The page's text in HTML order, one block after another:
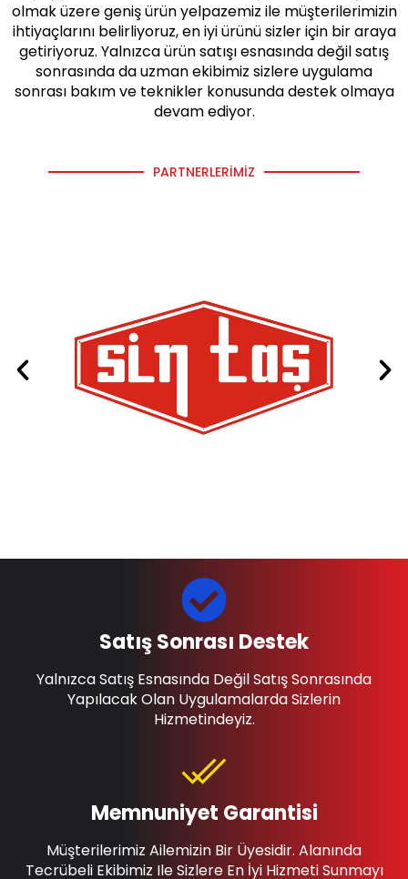
olmak üzere geniş ürün yelpazemiz ile müşterilerimizin
ihtiyaçlarını belirliyoruz, en iyi ürünü sizler için bir araya
getiriyoruz. Yalnızca ürün satışı esnasında değil satış
sonrasında da uzman ekibimiz sizlere uygulama
sonrası bakım ve teknikler konusunda destek olmaya
devam ediyor.
PARTNERLERIMIZ
Memnuniyet Garantisi
Müşterilerimiz Ailemizin Bir Üyesidir. Alanında
Tecrübeli Ekibimiz Ile Sizlere En İyi Hizmeti Sunmayı
Satış Sonrası Destek
Yalnızca Satış Esnasında Değil Satış Sonrasında
Yapılacak Olan Uygulamalarda Sizlerin
Hizmetindeyiz.